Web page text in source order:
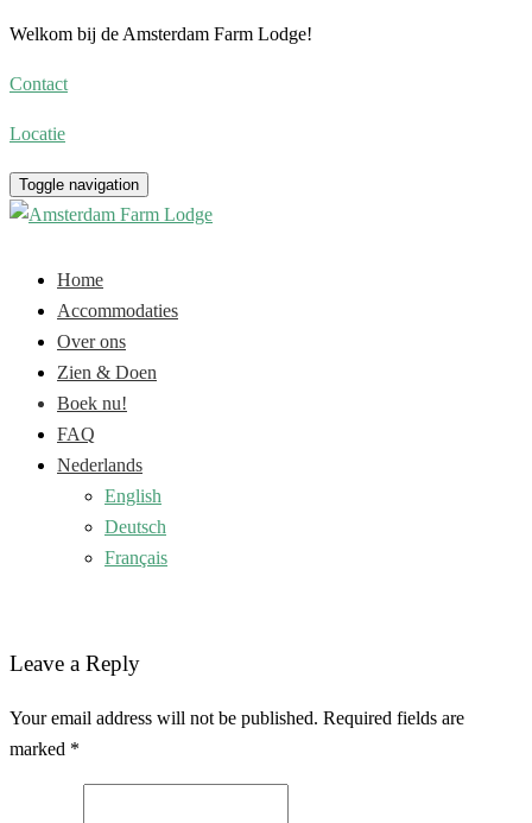
Welkom bij de Amsterdam Farm Lodge!
Contact
Locatie
Toggle navigation
Home
Accommodaties
Over ons
Zien & Doen
Boek nu!
FAQ
Nederlands
English
Deutsch
Français
Leave a Reply
Your email address will not be published. Required fields are
marked *